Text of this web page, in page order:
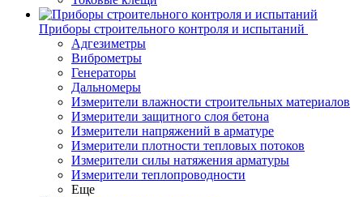
Приборы строительного контроля и испытаний
Адгезиметры
Виброметры
Генераторы
Дальномеры
Измерители влажности строительных материалов
Измерители защитного слоя бетона
Измерители напряжений в арматуре
Измерители плотности тепловых потоков
Измерители силы натяжения арматуры
Измерители теплопроводности
Еще